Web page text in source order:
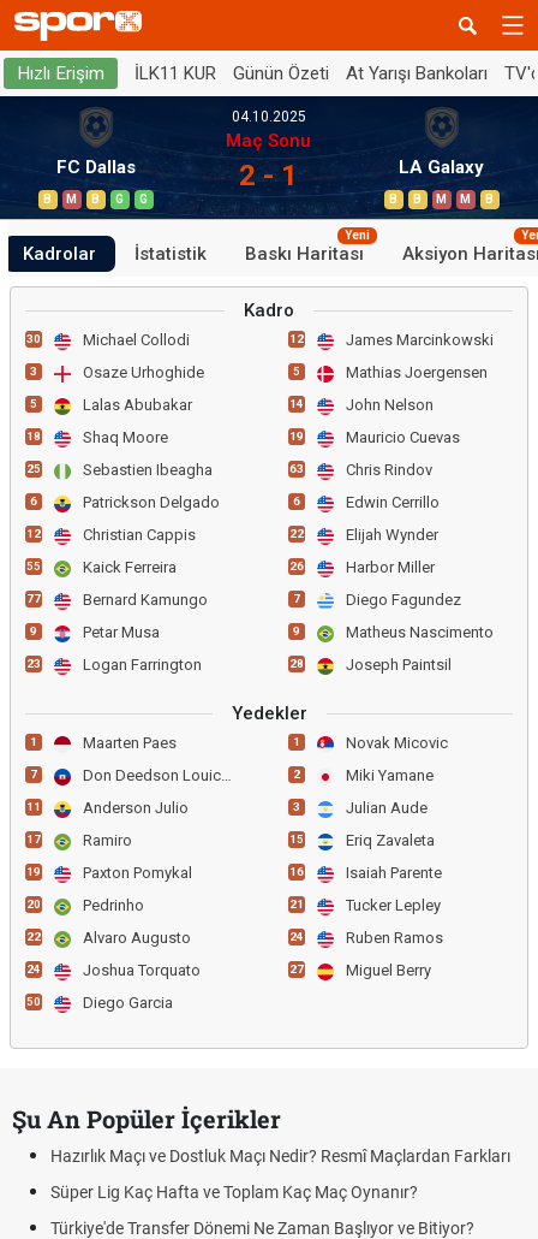
Hızlı Erişim İLK11 KUR Günün Özeti At Yarışı Bankoları
FC Dallas
B M B G G
04.10.2025
Maç Sonu
2 - 1 LA Galaxy
B B M M B
Kadrolar İstatistik Baskı Haritası
Yeni
Aksiyon
Kadro
30 Michael Collodi
3 Osaze Urhoghide
5 Lalas Abubakar
18 Shaq Moore
25 Sebastien Ibeagha
6 Patrickson Delgado
12 Christian Cappis
55 Kaick Ferreira
77 Bernard Kamungo
9 Petar Musa
23 Logan Farrington
12 James Marcinkowski
5 Mathias Joergensen
14 John Nelson
19 Mauricio Cuevas
63 Chris Rindov
6 Edwin Cerrillo
22 Elijah Wynder
26 Harbor Miller
7 Diego Fagundez
9 Matheus Nascimento
28 Joseph Paintsil
Yedekler
1 Maarten Paes
7 Don Deedson Louicius
11 Anderson Julio
17 Ramiro
19 Paxton Pomykal
20 Pedrinho
22 Alvaro Augusto
24 Joshua Torquato
50 Diego Garcia
1 Novak Micovic
2 Miki Yamane
3 Julian Aude
15 Eriq Zavaleta
16 Isaiah Parente
21 Tucker Lepley
24 Ruben Ramos
27 Miguel Berry
Şu An Popüler İçerikler
Hazırlık Maçı ve Dostluk Maçı Nedir? Resmî Maçlardan Farkları
Süper Lig Kaç Hafta ve Toplam Kaç Maç Oynanır?
Türkiye'de Transfer Dönemi Ne Zaman Başlıyor ve Bitiyor?